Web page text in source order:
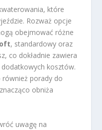
które
Rozważ opcje
obejmować różne
, standardowy oraz
co dokładnie zawiera
kosztów.
porady do
obniża
uwagę na